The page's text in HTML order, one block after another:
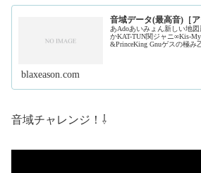
音域データ(最高音)［ア
あAdoあいみょん新しい地
かKAT-TUN関ジャニ∞Kis-
&PrinceKing Gnuゲスの極み
blaxeason.com
音域チャレンジ！⇩